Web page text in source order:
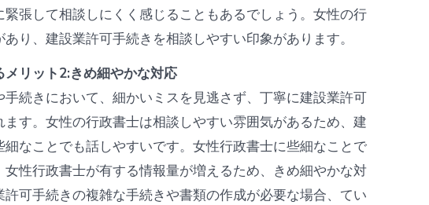
張して相談しにくく感じることもあるでしょう。女性の行
り、建設業許可手続きを相談しやすい印象があります。
メリット2:きめ細やかな対応
続きにおいて、細かいミスを見逃さず、丁寧に建設業許可
す。女性の行政書士は相談しやすい雰囲気があるため、建
なことでも話しやすいです。女性行政書士に些細なことで
女性行政書士が有する情報量が増えるため、きめ細やかな対
可手続きの複雑な手続きや書類の作成が必要な場合、てい